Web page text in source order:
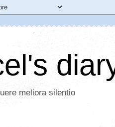
meliora silentio